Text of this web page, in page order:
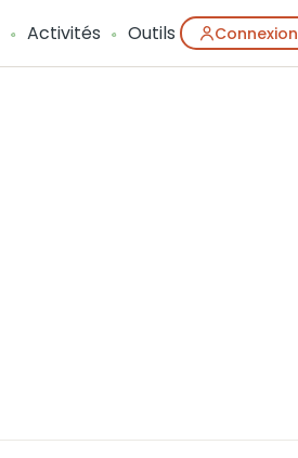
Activités Outils Connexion